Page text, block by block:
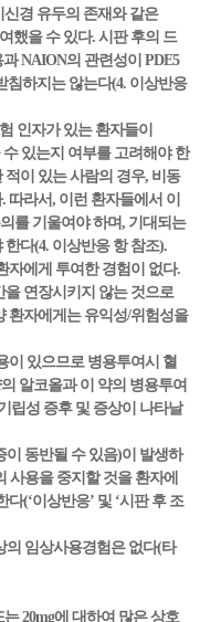
신경 유두의 존재와 같은
했을 수 있다. 시판 후의 드
NAION의 관련성이 PDE5
침하지는 않는다(4. 이상반응
인자가 있는 환자들이
있는지 여부를 고려해야 한
이 있는 사람의 경우, 비동
라서, 이런 환자들에서 이
를 기울여야 하며, 기대되는
다(4. 이상반응 항 참조).
자에게 투여한 경험이 없다.
연장시키지 않는 것으로
환자에게는 유익성/위험성을
이 있으므로 병용투여시 혈
알코올과 이 약의 병용투여
립성 증후 및 증상이 나타날
이 동반될 수 있음)이 발생하
사용을 중지할 것을 환자에
(‘이상반응’ 및 ‘시판 후 조
의 임상사용경험은 없다(타
20mg에 대하여 많은 상호